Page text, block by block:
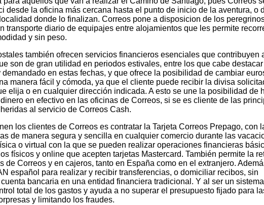
desde la oficina más cercana hasta el punto de inicio de la aventura, o
donde lo finalizan. Correos pone a disposicion de los
transporte diario de equipajes entre alojamientos que les permite
y sin peso.
también ofrecen servicios financieros esenciales que contribuyen
son de gran utilidad en periodos estivales, entre los que cabe
en estas fechas, y que ofrece la posibilidad de cambiar
manera fácil y cómoda, ya que el cliente puede recibir la divisa
elija o en cualquier dirección indicada. A esto se une la posibilidad de
en efectivo en las oficinas de Correos, si se es cliente de las
al servicio de Correos Cash.
los clientes de Correos es contratar la Tarjeta Correos Prepago, con
de manera segura y sencilla en cualquier comercio durante las
o virtual con la que se pueden realizar operaciones financieras
físicos y online que acepten tarjetas Mastercard. También permite la
de Correos y en cajeros, tanto en España como en el extranjero.
español para realizar y recibir transferencias, o domiciliar recibos, sin
bancaria en una entidad financiera tradicional. Y al ser un sistema
total de los gastos y ayuda a no superar el presupuesto fijado para
y limitando los fraudes.